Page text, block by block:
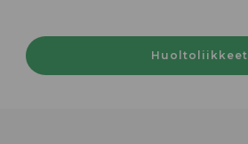
Huoltoliikkeet